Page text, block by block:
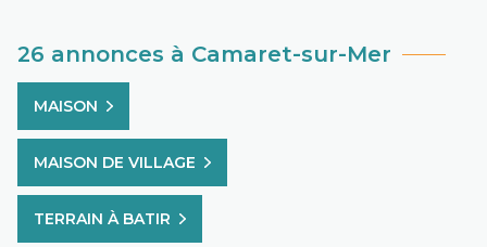
26 annonces à Camaret-sur-Mer
MAISON
MAISON DE VILLAGE
TERRAIN À BATIR